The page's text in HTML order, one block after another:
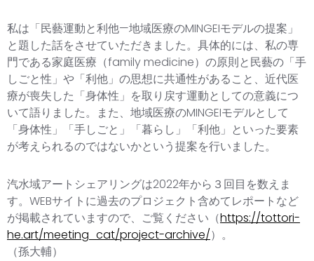
私は「民藝運動と利他—地域医療のMINGEIモデルの提案」
と題した話をさせていただきました。具体的には、私の専
門である家庭医療（family medicine）の原則と民藝の「手
しごと性」や「利他」の思想に共通性があること、近代医
療が喪失した「身体性」を取り戻す運動としての意義につ
いて語りました。また、地域医療のMINGEIモデルとして
「身体性」「手しごと」「暮らし」「利他」といった要素
が考えられるのではないかという提案を行いました。
汽水域アートシェアリングは2022年から３回目を数えま
す。WEBサイトに過去のプロジェクト含めてレポートなど
が掲載されていますので、ご覧ください（https://tottori-
he.art/meeting_cat/project-archive/）。
（孫大輔）